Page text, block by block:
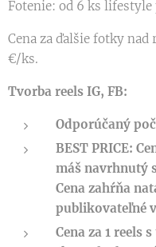
Fotenie: od 6 ks
Cena za ďalšie fotky nad
€/ks.
Tvorba reels IG, FB:
Odporúčaný
BEST PRICE:
máš navrhnutý
Cena zahŕňa
publikovateľné
Cena za 1